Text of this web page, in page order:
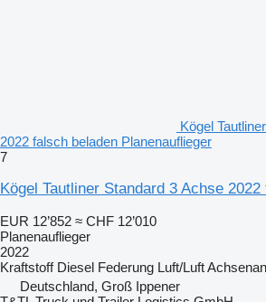
Kögel
2022 falsch beladen Planenauflieger
7
Kögel Tautliner Standard 3 Achse
EUR 12’852 ≈ CHF 12’010
Planenauflieger
2022
Kraftstoff Diesel Federung Luft/Luft
Deutschland, Groß Ippener